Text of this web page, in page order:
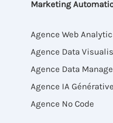
Marketing
Agence Web
Agence Data
Agence Data
Agence IA Générative
Agence No Code